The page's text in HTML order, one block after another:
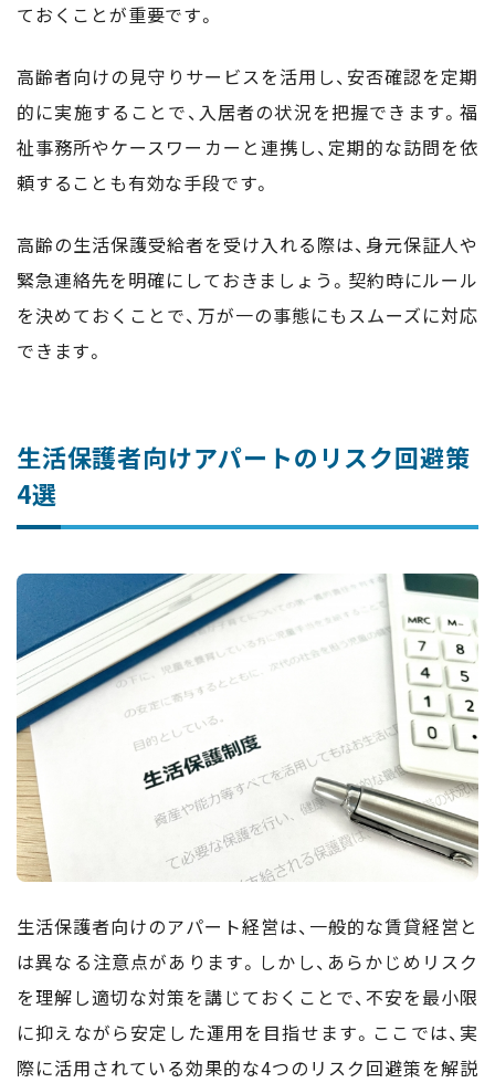
ておくことが重要です。
高齢者向けの見守りサービスを活用し、安否確認を定期
的に実施することで、入居者の状況を把握できます。福
祉事務所やケースワーカーと連携し、定期的な訪問を依
頼することも有効な手段です。
高齢の生活保護受給者を受け入れる際は、身元保証人や
緊急連絡先を明確にしておきましょう。契約時にルール
を決めておくことで、万が一の事態にもスムーズに対応
できます。
生活保護者向けアパートのリスク回避策
4選
生活保護者向けのアパート経営は、一般的な賃貸経営と
は異なる注意点があります。しかし、あらかじめリスク
を理解し適切な対策を講じておくことで、不安を最小限
に抑えながら安定した運用を目指せます。ここでは、実
際に活用されている効果的な4つのリスク回避策を解説